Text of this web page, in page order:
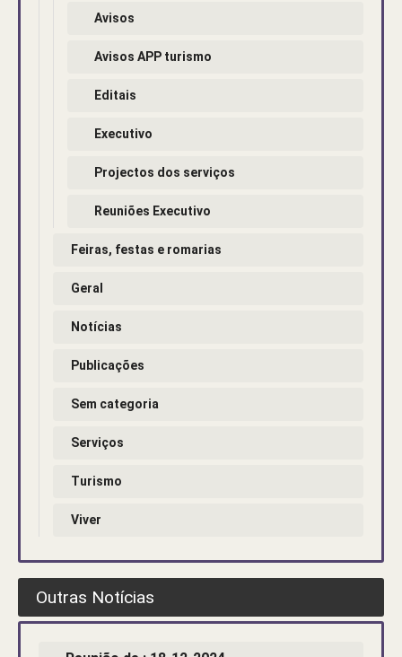
Avisos
Avisos APP turismo
Editais
Executivo
Projectos dos serviços
Reuniões Executivo
Feiras, festas e romarias
Geral
Notícias
Publicações
Sem categoria
Serviços
Turismo
Viver
Outras Notícias